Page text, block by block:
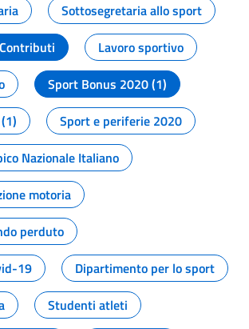
Sottosegretaria allo sport
Lavoro sportivo
Sport Bonus 2020 (1)
Sport e periferie 2020
Nazionale Italiano
motoria
perduto
19
Dipartimento per lo sport
Studenti atleti